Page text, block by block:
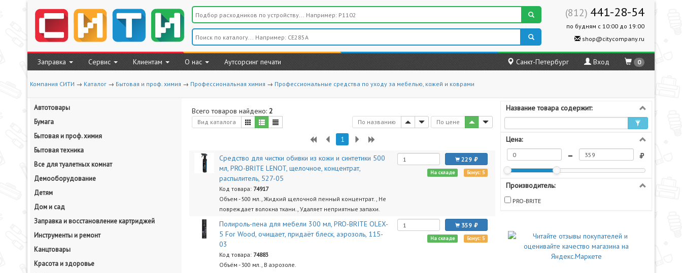
(812) 441-28-54
по будням с 10:00 до 19:00
shop@citycompany.ru
Заправка Сервис Клиентам О нас Аутсорсинг печати Санкт-Петербург Вход 0
Компания СИТИ → Каталог → Бытовая и проф. химия → Профессиональная химия → Профессиональные средства по уходу за мебелью, кожей и коврами
Автотовары
Бумага
Бытовая и проф. химия
Бытовая техника
Все для туалетных комнат
Демооборудование
Детям
Дом и сад
Заправка и восстановление картриджей
Инструменты и ремонт
Канцтовары
Красота и здоровье
Название товара содержит:
Цена:
Производитель:
PRO-BRITE
Всего товаров найдено: 2
Вид каталога По названию По цене
1
Средство для чистки обивки из кожи и синтетики 500
мл, PRO-BRITE LENOT, щелочное, концентрат,
распылитель, 527-05
Код товара: 74917
Объем - 500 мл., Жидкий щелочной пенный концентрат., Не
повреждает волокна ткани., Удаляет неприятные запахи.
229
На складе Бонус: 5
Полироль-пена для мебели 300 мл, PRO-BRITE OLEX-
5 For Wood, очищает, придаёт блеск, аэрозоль, 115-
03
Код товара: 74883
Объём - 300 мл., В аэрозоле.
359
На складе Бонус: 5